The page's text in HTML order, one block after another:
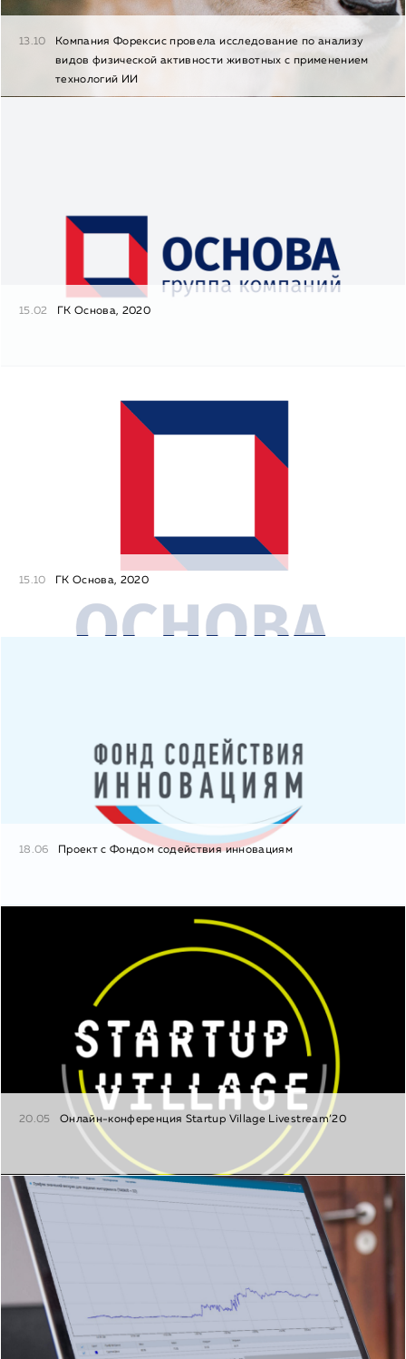
13.10
Компания Форексис провела исследование по анализу
видов физической активности животных с применением
технологий ИИ
15.02 ГК Основа, 2020
15.10 ГК Основа, 2020
18.06 Проект с Фондом содействия инновациям
20.05 Онлайн-конференция Startup Village Livestream’20